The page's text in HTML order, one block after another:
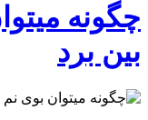
چگونه
بین برد